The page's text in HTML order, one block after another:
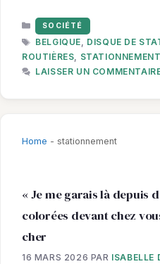
CATÉGORIES
SOCIÉTÉ
ÉTIQUETTES
BELGIQUE, DISQUE DE
ROUTIÈRES, STATIONNEMENT
LAISSER UN
Home - stationnement
« Je me garais là depuis
colorées devant chez
cher
16 MARS 2026 PAR ISABELLE